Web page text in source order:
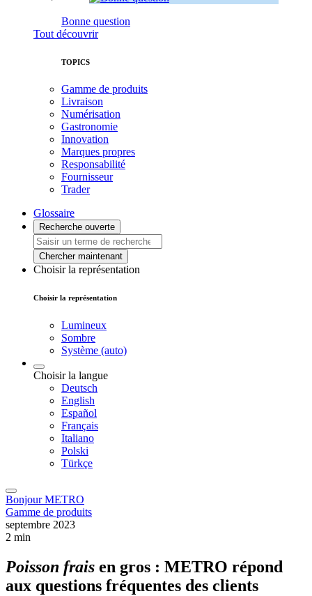
Bonne question
Tout découvrir
TOPICS
Gamme de produits
Livraison
Numérisation
Gastronomie
Innovation
Marques propres
Responsabilité
Fournisseur
Trader
Glossaire
Recherche ouverte
Chercher maintenant
Choisir la représentation
Choisir la représentation
Lumineux
Sombre
Système (auto)
Choisir la langue
Deutsch
English
Español
Français
Italiano
Polski
Türkçe
Bonjour METRO
Gamme de produits
septembre 2023
2 min
Poisson frais en gros : METRO répond
aux questions fréquentes des clients